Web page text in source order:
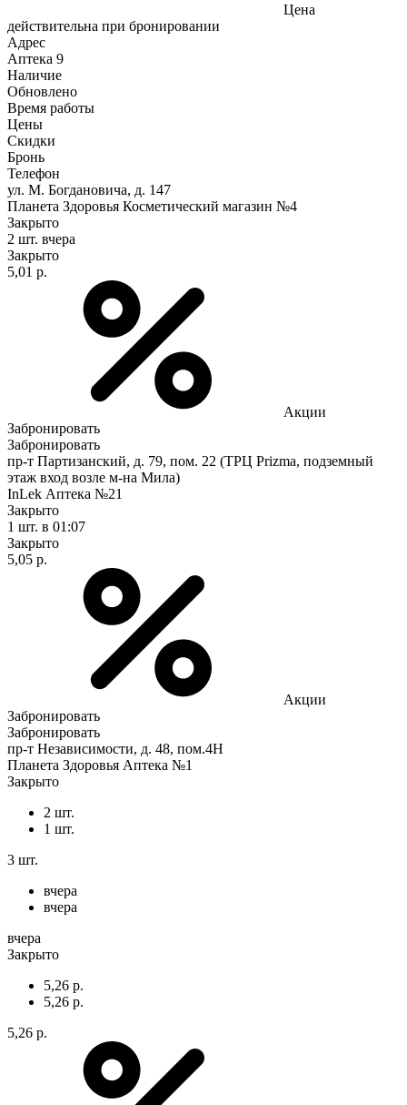
Цена
действительна при бронировании
Адрес
Аптека 9
Наличие
Обновлено
Время работы
Цены
Скидки
Бронь
Телефон
ул. М. Богдановича, д. 147
Планета Здоровья Косметический магазин №4
Закрыто
2 шт. вчера
Закрыто
5,01 р.
Акции
Забронировать
Забронировать
пр-т Партизанский, д. 79, пом. 22 (ТРЦ Prizma, подземный
этаж вход возле м-на Мила)
InLek Аптека №21
Закрыто
1 шт. в 01:07
Закрыто
5,05 р.
Акции
Забронировать
Забронировать
пр-т Независимости, д. 48, пом.4Н
Планета Здоровья Аптека №1
Закрыто
2 шт.
1 шт.
3 шт.
вчера
вчера
вчера
Закрыто
5,26 р.
5,26 р.
5,26 р.